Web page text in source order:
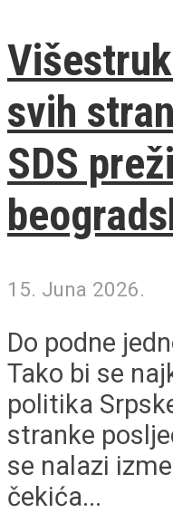
svih
SDS
15. Juna 2026.
Do podne
Tako bi se
politika
stranke
se nalazi
čekića...